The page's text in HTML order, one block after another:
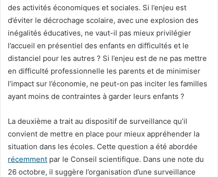
des activités économiques et sociales. Si l’enjeu est
d’éviter le décrochage scolaire, avec une explosion des
inégalités éducatives, ne vaut-il pas mieux privilégier
l’accueil en présentiel des enfants en difficultés et le
distanciel pour les autres ? Si l’enjeu est de ne pas mettre
en difficulté professionnelle les parents et de minimiser
l’impact sur l’économie, ne peut-on pas inciter les familles
ayant moins de contraintes à garder leurs enfants ?
La deuxième a trait au dispositif de surveillance qu’il
convient de mettre en place pour mieux appréhender la
situation dans les écoles. Cette question a été abordée
récemment par le Conseil scientifique. Dans une note du
26 octobre, il suggère l’organisation d’une surveillance